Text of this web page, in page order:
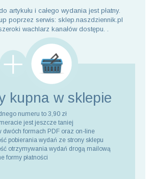
artykułu i całego wydania jest płatny.
poprzez serwis: sklep.naszdziennik.pl
wachlarz kanałów dostępu. .
kupna w sklepie
numeru to 3,90 zł
jest jeszcze taniej
dwóch formach PDF oraz on-line
pobierania wydań ze strony sklepu
otrzymywania wydań drogą mailową
formy płatności